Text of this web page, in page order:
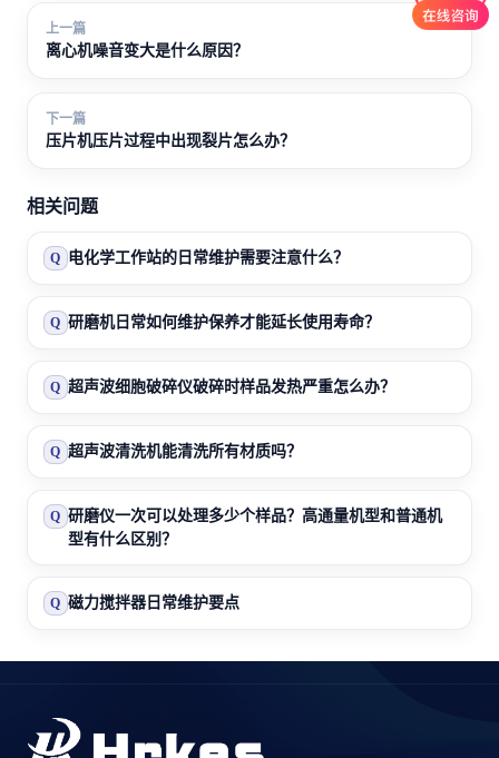
上一篇
离心机噪音变大是什么原因？
下一篇
压片机压片过程中出现裂片怎么办？
相关问题
Q 电化学工作站的日常维护需要注意什么？
Q 研磨机日常如何维护保养才能延长使用寿命？
Q 超声波细胞破碎仪破碎时样品发热严重怎么办？
Q 超声波清洗机能清洗所有材质吗？
Q 研磨仪一次可以处理多少个样品？高通量机型和普通机
型有什么区别？
Q 磁力搅拌器日常维护要点